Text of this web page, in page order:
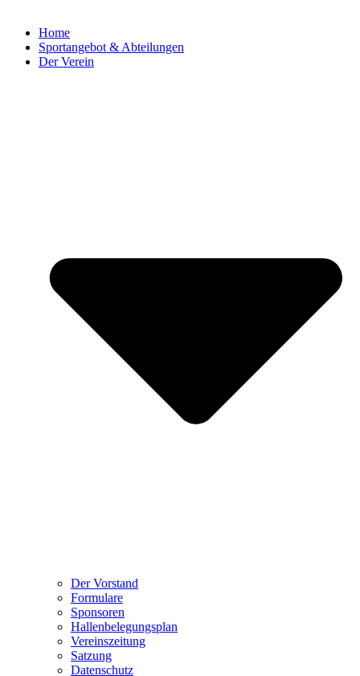
Home
Sportangebot & Abteilungen
Der Verein
Der Vorstand
Formulare
Sponsoren
Hallenbelegungsplan
Vereinszeitung
Satzung
Datenschutz